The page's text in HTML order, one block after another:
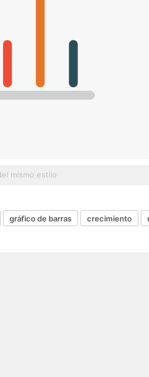
gráfico de barras crecimiento